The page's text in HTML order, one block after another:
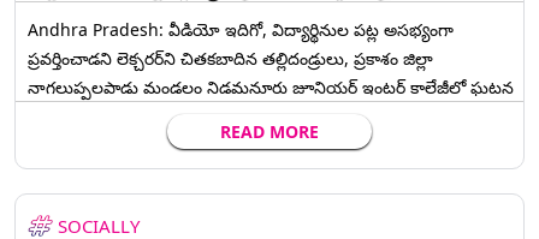
Andhra Pradesh: వీడియో ఇదిగో, విద్యార్థినుల పట్ల అసభ్యంగా
ప్రవర్తించాడని లెక్చ‌ర‌ర్‌ని చిత‌క‌బాదిన త‌ల్లిదండ్రులు, ప్రకాశం జిల్లా
నాగలుప్పలపాడు మండలం నిడమనూరు జూనియర్ ఇంటర్ కాలేజీలో ఘటన
READ MORE
SOCIALLY